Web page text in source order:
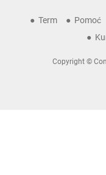
Term Pomoć
Copyright ©